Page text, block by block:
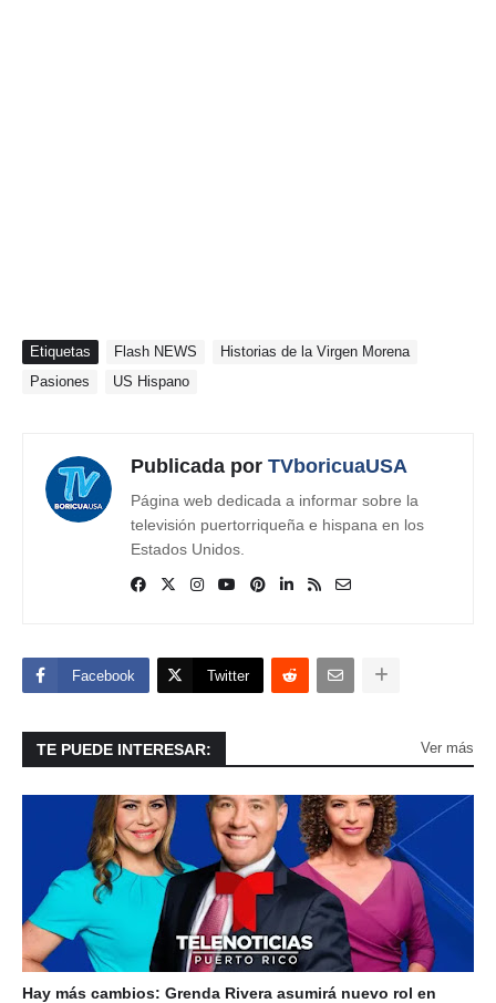
Etiquetas Flash NEWS
Historias de la Virgen Morena
Pasiones
US Hispano
Publicada por TVboricuaUSA
Página web dedicada a informar sobre la
televisión puertorriqueña e hispana en los
Estados Unidos.
Facebook Twitter
TE PUEDE INTERESAR: Ver más
Hay más cambios: Grenda Rivera asumirá nuevo rol en